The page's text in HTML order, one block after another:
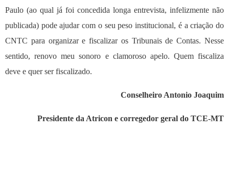
Paulo (ao qual já foi concedida longa entrevista, infelizmente não
publicada) pode ajudar com o seu peso institucional, é a criação do
CNTC para organizar e fiscalizar os Tribunais de Contas. Nesse
sentido, renovo meu sonoro e clamoroso apelo. Quem fiscaliza
deve e quer ser fiscalizado.
Conselheiro Antonio Joaquim
Presidente da Atricon e corregedor geral do TCE-MT